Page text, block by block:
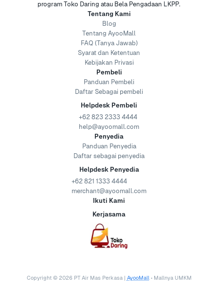
program Toko Daring atau Bela Pengadaan LKPP.
Tentang Kami
Blog
Tentang AyooMall
FAQ (Tanya Jawab)
Syarat dan Ketentuan
Kebijakan Privasi
Pembeli
Panduan Pembeli
Daftar Sebagai pembeli
Helpdesk Pembeli
+62 823 2333 4444
help@ayoomall.com
Penyedia
Panduan Penyedia
Daftar sebagai penyedia
Helpdesk Penyedia
+62 821 1333 4444
merchant@ayoomall.com
Ikuti Kami
Kerjasama
Copyright © 2026 PT Air Mas Perkasa | AyooMall • Mallnya UMKM